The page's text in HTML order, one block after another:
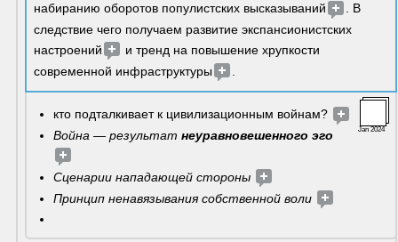
набиранию оборотов популистских высказываний
. В
следствие чего получаем развитие экспансионистских
настроений
и тренд на повышение хрупкости
современной инфраструктуры
Jan 2024
кто подталкивает к цивилизационным войнам?
Война — результат неуравновешенного эго
Сценарии нападающей стороны
Принцип ненавязывания собственной воли